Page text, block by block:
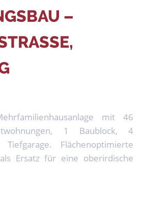
–
mit 46
1 Baublock, 4
Flächenoptimierte
Ersatz für eine oberirdische